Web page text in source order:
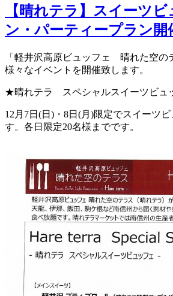
【晴れテラ】スイーツ
ン・パーティープラン開
「軽井沢高原ビュッフェ 晴れた空の
様々なイベントを開催致します。
★晴れテラ スペシャルスイーツビュ
12月7日(日)・8日(月)限定でスイーツ
す。各日限定20名様までです。